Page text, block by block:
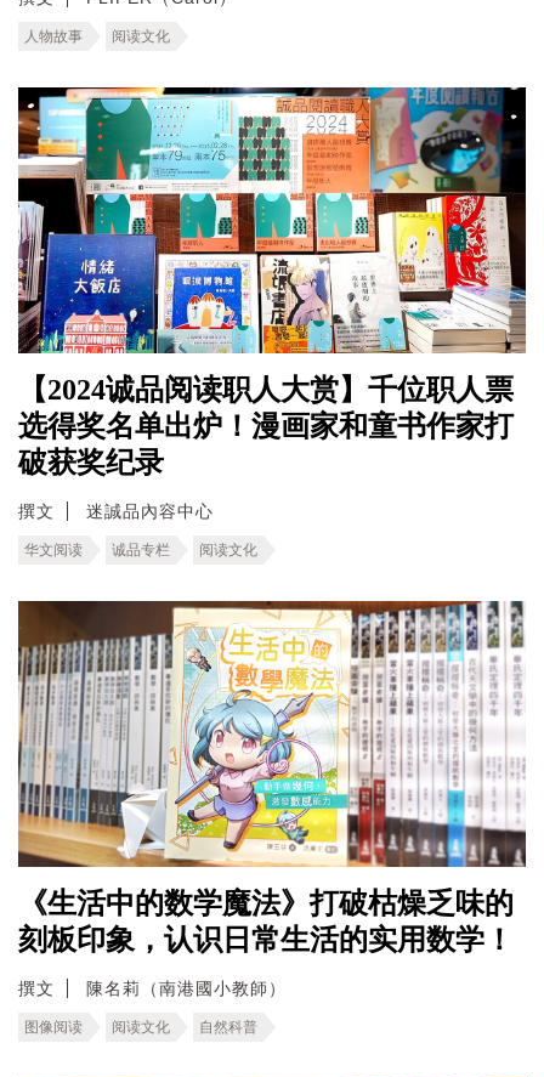
人物故事 阅读文化
【2024诚品阅读职人大赏】千位职人票
选得奖名单出炉！漫画家和童书作家打
破获奖纪录
撰文 迷誠品內容中心
华文阅读 诚品专栏 阅读文化
《生活中的数学魔法》打破枯燥乏味的
刻板印象，认识日常生活的实用数学！
撰文 陳名莉（南港國小教師）
图像阅读 阅读文化 自然科普